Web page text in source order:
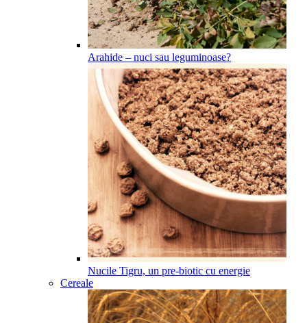
Arahide – nuci sau leguminoase?
Nucile Tigru, un pre-biotic cu energie
Cereale